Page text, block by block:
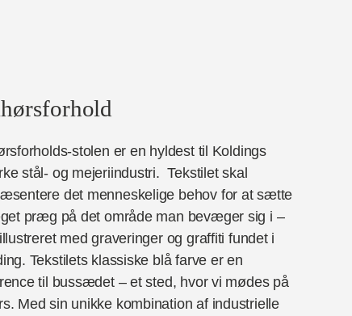
stolen er en hyldest til Koldings
stål- og mejeriindustri. Tekstilet skal
det menneskelige behov for at sætte
præg på det område man bevæger sig i –
med graveringer og graffiti fundet i
Tekstilets klassiske blå farve er en
til bussædet – et sted, hvor vi mødes på
Med sin unikke kombination af industrielle